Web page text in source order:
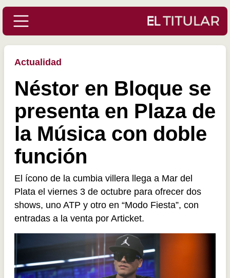
Actualidad
Néstor en Bloque se
presenta en Plaza de
la Música con doble
función
El ícono de la cumbia villera llega a Mar del
Plata el viernes 3 de octubre para ofrecer dos
shows, uno ATP y otro en “Modo Fiesta”, con
entradas a la venta por Articket.